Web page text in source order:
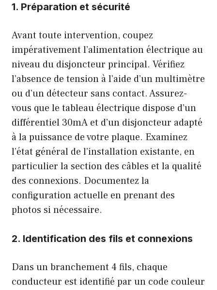
1. Préparation et sécurité
Avant toute intervention, coupez
impérativement l’alimentation électrique au
niveau du disjoncteur principal. Vérifiez
l’absence de tension à l’aide d’un multimètre
ou d’un détecteur sans contact. Assurez-
vous que le tableau électrique dispose d’un
différentiel 30mA et d’un disjoncteur adapté
à la puissance de votre plaque. Examinez
l’état général de l’installation existante, en
particulier la section des câbles et la qualité
des connexions. Documentez la
configuration actuelle en prenant des
photos si nécessaire.
2. Identification des fils et connexions
Dans un branchement 4 fils, chaque
conducteur est identifié par un code couleur